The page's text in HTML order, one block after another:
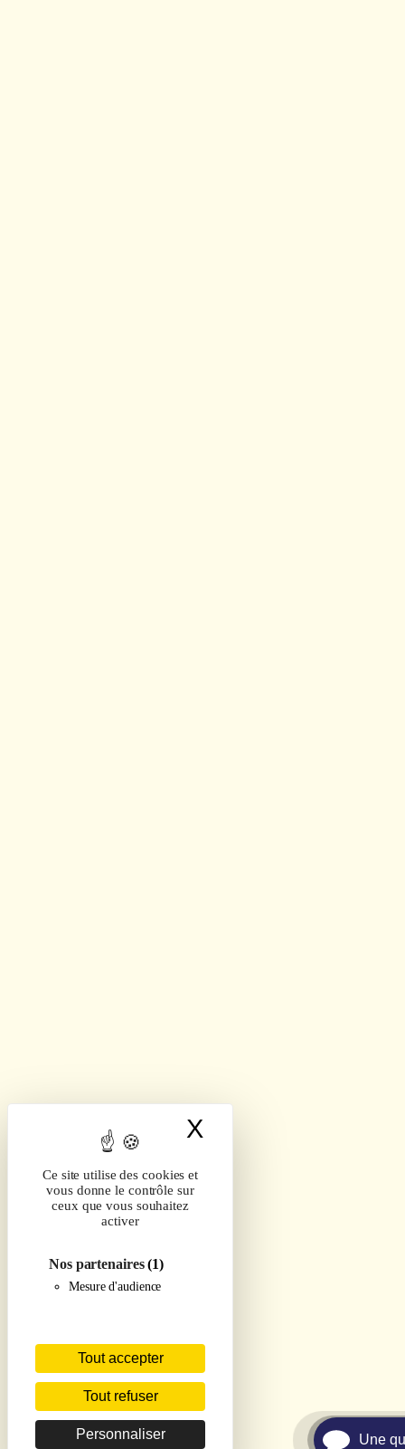
Ce site utilise des cookies et
vous donne le contrôle sur
ceux que vous souhaitez
activer
Nos partenaires(1)
Mesure d'audience
Tout accepter
Tout refuser
Personnaliser
X
Une